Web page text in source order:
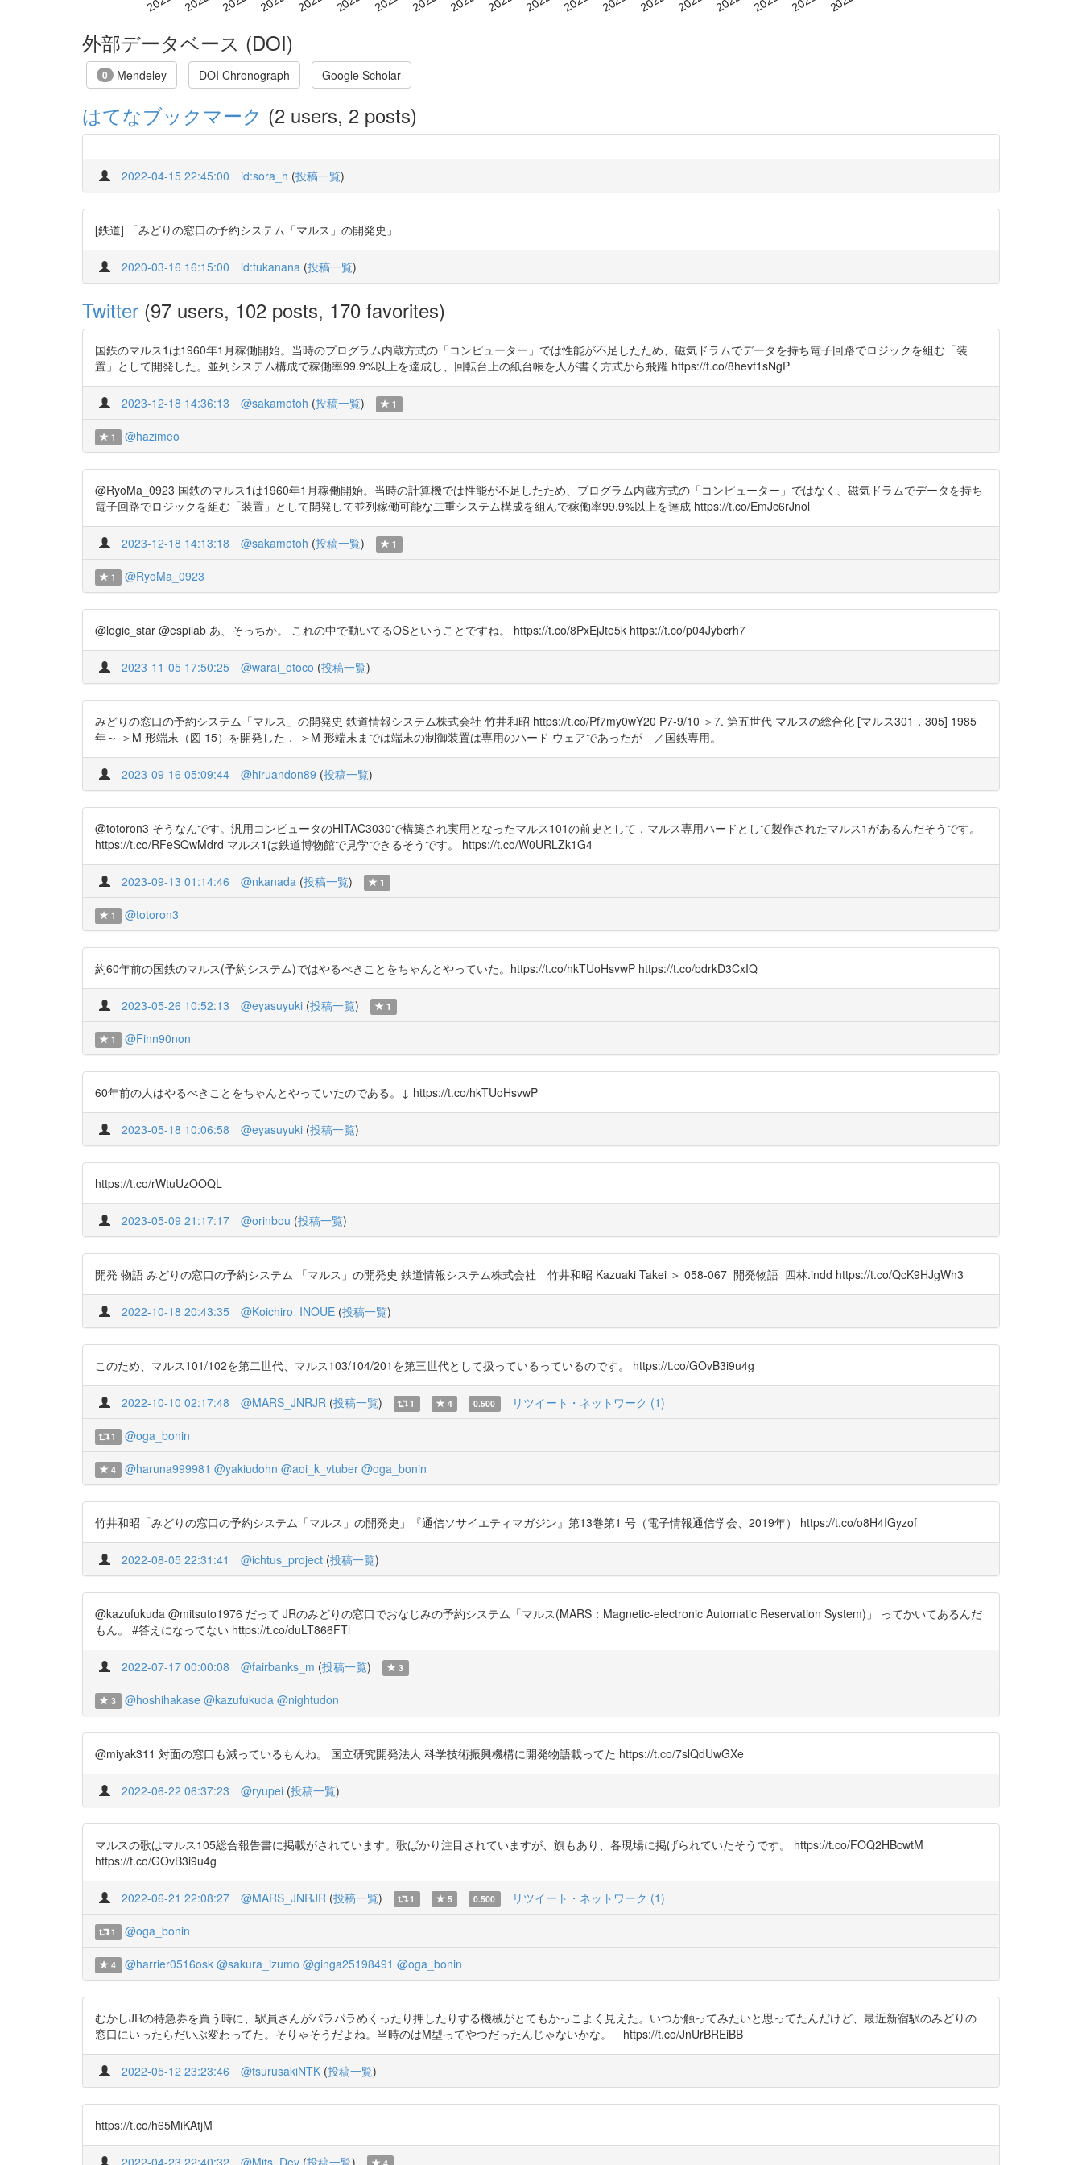
外部データベース (DOI)
0 Mendeley DOI Chronograph Google Scholar
はてなブックマーク (2 users, 2 posts)
2022-04-15 22:45:00 id:sora_h (投稿一覧)
[鉄道] 「みどりの窓口の予約システム「マルス」の開発史」
2020-03-16 16:15:00 id:tukanana (投稿一覧)
Twitter (97 users, 102 posts, 170 favorites)
国鉄のマルス1は1960年1月稼働開始。当時のプログラム内蔵方式の「コンピューター」では性能が不足したため、磁気ドラムでデータを持ち電子回路でロジックを組む「装
置」として開発した。並列システム構成で稼働率99.9%以上を達成し、回転台上の紙台帳を人が書く方式から飛躍 https://t.co/8hevf1sNgP
2023-12-18 14:36:13 @sakamotoh (投稿一覧) 1
1 @hazimeo
@RyoMa_0923 国鉄のマルス1は1960年1月稼働開始。当時の計算機では性能が不足したため、プログラム内蔵方式の「コンピューター」ではなく、磁気ドラムでデータを持ち
電子回路でロジックを組む「装置」として開発して並列稼働可能な二重システム構成を組んで稼働率99.9%以上を達成 https://t.co/EmJc6rJnol
2023-12-18 14:13:18 @sakamotoh (投稿一覧) 1
1 @RyoMa_0923
@logic_star @espilab あ、そっちか。 これの中で動いてるOSということですね。 https://t.co/8PxEjJte5k https://t.co/p04Jybcrh7
2023-11-05 17:50:25 @warai_otoco (投稿一覧)
みどりの窓口の予約システム「マルス」の開発史 鉄道情報システム株式会社 竹井和昭 https://t.co/Pf7my0wY20 P7-9/10 ＞7. 第五世代 マルスの総合化 [マルス301，305] 1985
年～ ＞M 形端末（図 15）を開発した． ＞M 形端末までは端末の制御装置は専用のハード ウェアであったが ／国鉄専用。
2023-09-16 05:09:44 @hiruandon89 (投稿一覧)
@totoron3 そうなんです。汎用コンピュータのHITAC3030で構築され実用となったマルス101の前史として，マルス専用ハードとして製作されたマルス1があるんだそうです。
https://t.co/RFeSQwMdrd マルス1は鉄道博物館で見学できるそうです。 https://t.co/W0URLZk1G4
2023-09-13 01:14:46 @nkanada (投稿一覧) 1
1 @totoron3
約60年前の国鉄のマルス(予約システム)ではやるべきことをちゃんとやっていた。https://t.co/hkTUoHsvwP https://t.co/bdrkD3CxIQ
2023-05-26 10:52:13 @eyasuyuki (投稿一覧) 1
1 @Finn90non
60年前の人はやるべきことをちゃんとやっていたのである。↓ https://t.co/hkTUoHsvwP
2023-05-18 10:06:58 @eyasuyuki (投稿一覧)
https://t.co/rWtuUzOOQL
2023-05-09 21:17:17 @orinbou (投稿一覧)
開発 物語 みどりの窓口の予約システム 「マルス」の開発史 鉄道情報システム株式会社 竹井和昭 Kazuaki Takei ＞ 058-067_開発物語_四林.indd https://t.co/QcK9HJgWh3
2022-10-18 20:43:35 @Koichiro_INOUE (投稿一覧)
このため、マルス101/102を第二世代、マルス103/104/201を第三世代として扱っているっているのです。 https://t.co/GOvB3i9u4g
2022-10-10 02:17:48 @MARS_JNRJR (投稿一覧) 1 4 0.500 リツイート・ネットワーク (1)
1 @oga_bonin
4 @haruna999981 @yakiudohn @aoi_k_vtuber @oga_bonin
竹井和昭「みどりの窓口の予約システム「マルス」の開発史」『通信ソサイエティマガジン』第13巻第1 号（電子情報通信学会、2019年） https://t.co/o8H4IGyzof
2022-08-05 22:31:41 @ichtus_project (投稿一覧)
@kazufukuda @mitsuto1976 だって JRのみどりの窓口でおなじみの予約システム「マルス(MARS：Magnetic-electronic Automatic Reservation System)」 ってかいてあるんだ
もん。 #答えになってない https://t.co/duLT866FTl
2022-07-17 00:00:08 @fairbanks_m (投稿一覧) 3
3 @hoshihakase @kazufukuda @nightudon
@miyak311 対面の窓口も減っているもんね。 国立研究開発法人 科学技術振興機構に開発物語載ってた https://t.co/7slQdUwGXe
2022-06-22 06:37:23 @ryupei (投稿一覧)
マルスの歌はマルス105総合報告書に掲載がされています。歌ばかり注目されていますが、旗もあり、各現場に掲げられていたそうです。 https://t.co/FOQ2HBcwtM
https://t.co/GOvB3i9u4g
2022-06-21 22:08:27 @MARS_JNRJR (投稿一覧) 1 5 0.500 リツイート・ネットワーク (1)
1 @oga_bonin
4 @harrier0516osk @sakura_izumo @ginga25198491 @oga_bonin
むかしJRの特急券を買う時に、駅員さんがパラパラめくったり押したりする機械がとてもかっこよく見えた。いつか触ってみたいと思ってたんだけど、最近新宿駅のみどりの
窓口にいったらだいぶ変わってた。そりゃそうだよね。当時のはM型ってやつだったんじゃないかな。 https://t.co/JnUrBREiBB
2022-05-12 23:23:46 @tsurusakiNTK (投稿一覧)
https://t.co/h65MiKAtjM